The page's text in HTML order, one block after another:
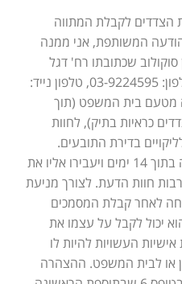
לקבלת המתווה
המשותפת, אני ממנה
שכתובתו רח' דגל
ראובן 59 פתח תקווה; טלפון: 03-9224595, טלפון נייד:
כמומחה מטעם בית המשפט (תוך
כראיות בתיק), לחוות
בדירת התובעים.
הצדדים יפנו אל המומחה בתוך 14 ימים ויעבירו אליו את
חוות הדעת. לצורך מניעת
לאחר קבלת המסמכים
יכול לקבל על עצמו את
אישיות העשויות להיות לו
או לבית המשפט. ההצהרה